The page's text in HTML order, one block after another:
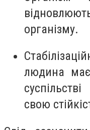
організму.
людина
свою